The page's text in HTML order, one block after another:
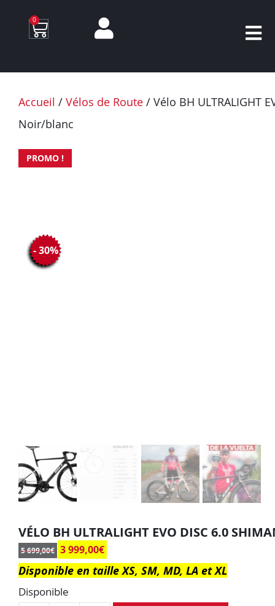
0
Accueil / Vélos de Route / Vélo BH ULTRALIGHT
Noir/blanc
PROMO !
VÉLO BH ULTRALIGHT EVO DISC 6.0
5 699,00€ 3 999,00€
- 30%
Disponible en taille XS, SM, MD, LA et XL
Disponible